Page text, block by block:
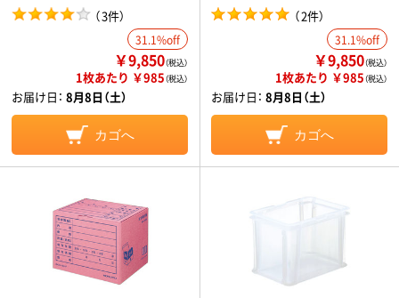
（3件）
31.1%off
￥9,850（税込）
1枚あたり ￥985（税込）
お届け日： 8月8日（土）
カゴへ
（2件）
31.1%off
￥9,850（税込）
1枚あたり ￥985（税込）
お届け日： 8月8日（土）
カゴへ